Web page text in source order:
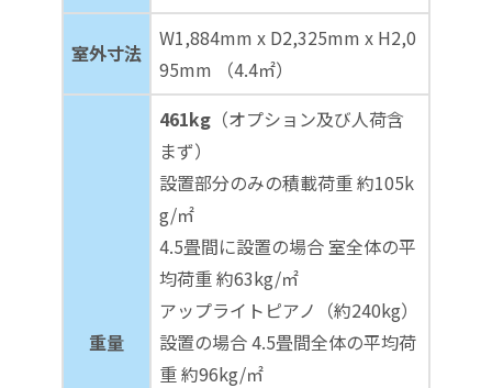
室外寸法
W1,884mm x D2,325mm x H2,0
95mm （4.4㎡）
重量
461kg （オプション及び人荷含
まず）
設置部分のみの積載荷重 約105k
g/㎡
4.5畳間に設置の場合 室全体の平
均荷重 約63kg/㎡
アップライトピアノ（約240kg）
設置の場合 4.5畳間全体の平均荷
重 約96kg/㎡